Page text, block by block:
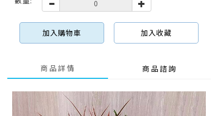
加入購物車 加入收藏
商品詳情 商品諮詢